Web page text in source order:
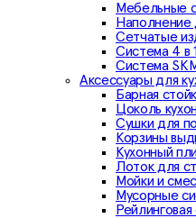
Мебельные
Сетчатые
Система 4 в 1
Система
Аксессуары для
Барная
Цоколь
Сушки для
Корзины
Кухонный
Лоток для
Мойки и
Мусорные